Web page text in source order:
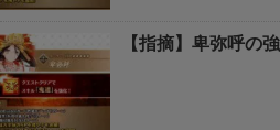
【指摘】卑弥呼の